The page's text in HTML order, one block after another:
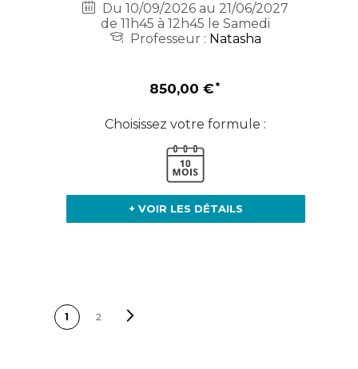
Du 10/09/2026 au 21/06/2027
de 11h45 à 12h45 le Samedi
Professeur : Natasha
850,00 €
Choisissez votre formule :
+ VOIR LES DÉTAILS
Vous lisez
1 2